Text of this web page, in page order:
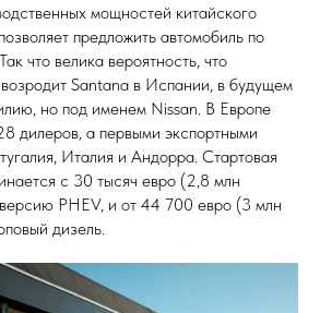
мощностей китайского
предложить автомобиль по
что велика вероятность, что
возродит Santana в Испании, в будущем
но под именем Nissan. В Европе
дилеров, а первыми экспортными
Италия и Андорра. Стартовая
с 30 тысяч евро (2,8 млн
PHEV, и от 44 700 евро (3 млн
дизель.